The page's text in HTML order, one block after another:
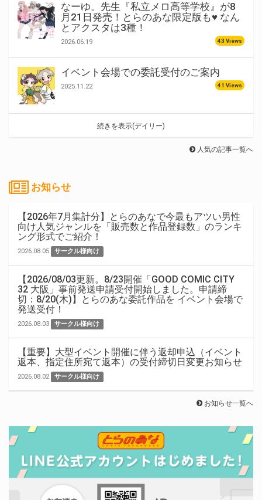
なーゆ。先生『私立メロ高等学校』が8
月21日発売！とらのあな限定版も♥ なん
とアクスタは3種！
2026.06.19 43 Views
イベント会場での委託受付のご案内
2025.11.22 41 Views
続きを表示(デイリー)
人気の記事一覧へ
お知らせ
【2026年7月集計分】とらのあなで今最もアツい男性
向け人気ジャンルを「販売数と作品登録数」のランキ
ング形式でご紹介！
2026.08.05 サークル様向け
【2026/08/03更新。8/23開催「GOOD COMIC CITY
32 大阪」事前発送申請受付開始しました。申請締
切：8/20(木)】とらのあな委託作品を イベント会場で
発送受付！
2026.08.03 サークル様向け
【重要】大型イベント開催に伴う返却申込（イベント
返本、指定住所宛て返本）の受付締切日変更お知らせ
2026.08.02 サークル様向け
お知らせ一覧へ